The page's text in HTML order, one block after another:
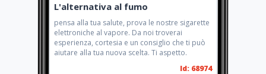
L'alternativa al fumo
pensa alla tua salute, prova le nostre sigarette
elettroniche al vapore. Da noi troverai
esperienza, cortesia e un consiglio che ti può
aiutare alla tua nuova scelta. Ti aspetto.
Id: 68974